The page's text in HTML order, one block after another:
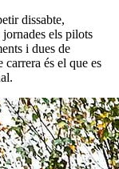
dissabte,
els pilots
i dues de
és el que es